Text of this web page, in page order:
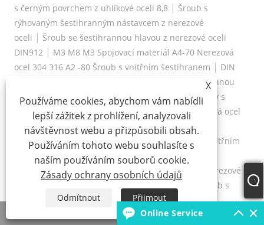
s černým povrchem z uhlíkové oceli 8,8 | Šroub s
rýhovaným šestihranným nástavcem z nerezové
oceli | Šroub se šestihrannou hlavou z nerezové oceli
DIN912| M3 M8 M3 Spojovací materiál A4-70 Nerezová
ocel 304 316 A2 -80 Šroub s vnitřním šestihranem | DIN
912 Nerezová ocel 304 316 Šroub s vnitřní šestihrannou
hlavou|A4-80 A2-70 Nerezová ocel 304 316 Šrouby s
válcovou hlavou s plným závitem | M8 316 Nerezová ocel
A4-80 A2-70 Šroub s vnitřním šestihranem DIN912
Šroub|Nerezová ocel 304 316 DIN912 Šrouby s vnitřním
šestihranem Šrouby s hlavou s vnitřním
šestihranem| Šrouby se šestihrannou hlavou z nerezové
Nerezová ocel 304 316 DIN912 INOX A2 Šroub s
vnitřním šestihranem
X
Používáme cookies, abychom vám nabídli
lepší zážitek z prohlížení, analyzovali
návštěvnost webu a přizpůsobili obsah.
Používáním tohoto webu souhlasíte s
naším používáním souborů cookie.
Zásady ochrany osobních údajů
Odmítnout
Přijmout
E-mailem
Online Service